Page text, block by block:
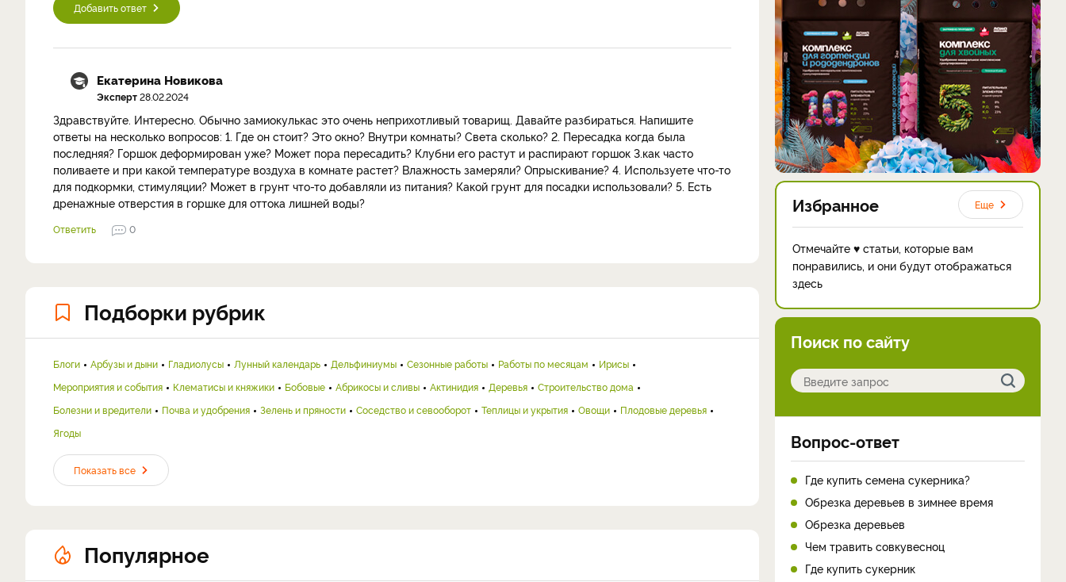
Добавить ответ
Екатерина Новикова
Эксперт28.02.2024
Здравствуйте. Интересно. Обычно замиокулькас это очень неприхотливый товарищ. Давайте разбираться. Напишите
ответы на несколько вопросов: 1. Где он стоит? Это окно? Внутри комнаты? Света сколько? 2. Пересадка когда была
последняя? Горшок деформирован уже? Может пора пересадить? Клубни его растут и распирают горшок 3.как часто
поливаете и при какой температуре воздуха в комнате растет? Влажность замеряли? Опрыскивание? 4. Используете что-то
для подкормки, стимуляции? Может в грунт что-то добавляли из питания? Какой грунт для посадки использовали? 5. Есть
дренажные отверстия в горшке для оттока лишней воды?
Ответить 0
Подборки рубрик
Блоги Арбузы и дыни Гладиолусы Лунный календарь Дельфиниумы Сезонные работы Работы по месяцам
Ирисы
Мероприятия и события
Клематисы и княжики Бобовые Абрикосы и сливы Актинидия Деревья
Строительство дома
Болезни и вредители
Почва и удобрения Зелень и пряности Соседство и севооборот Теплицы и укрытия Овощи
Плодовые деревья
Ягоды
Показать все
Популярное
Избранное Еще
Отмечайте ♥ статьи, которые вам
понравились, и они будут отображаться
здесь
Поиск по сайту
Вопрос-ответ
Где купить семена сукерника?
Обрезка деревьев в зимнее время
Обрезка деревьев
Чем травить совкувесноц
Где купить сукерник